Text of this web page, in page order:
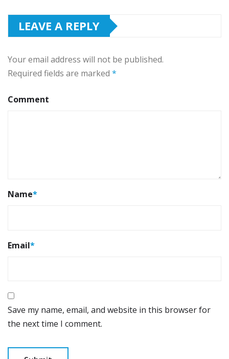
LEAVE A REPLY
Your email address will not be published.
Required fields are marked *
Comment
Name*
Email*
Save my name, email, and website in this browser for
the next time I comment.